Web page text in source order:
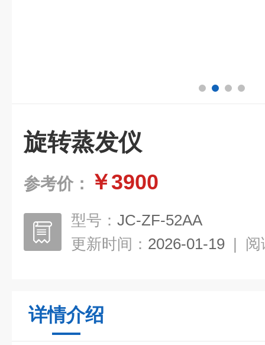
旋转蒸发仪
参考价： ￥3900
型号： JC-ZF-52AA
更新时间： 2026-01-19 | 阅
详情介绍